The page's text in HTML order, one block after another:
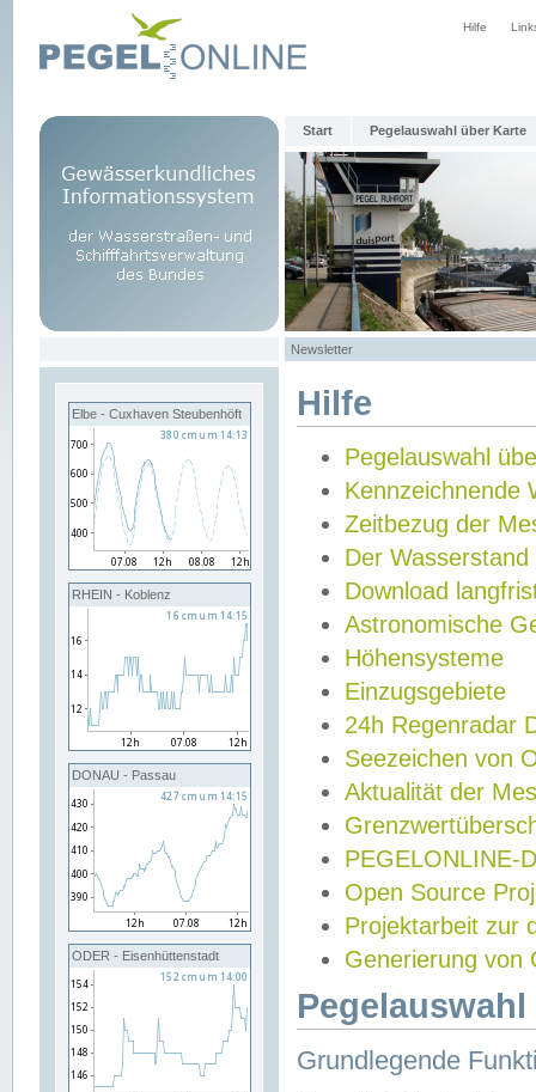
Hilfe
Start Pegelauswahl über Karte
Newsletter
Elbe - Cuxhaven Steubenhöft
RHEIN - Koblenz
DONAU - Passau
ODER - Eisenhüttenstadt
Hilfe
Pegelauswahl
Kennzeichnende
Zeitbezug der
Der Wasserstand
Download
Astronomische
Höhensysteme
Einzugsgebiete
24h Regenradar
Seezeichen von
Aktualität der
PEGELONLINE-
Open Source
Projektarbeit zur
Generierung von
Grundlegende